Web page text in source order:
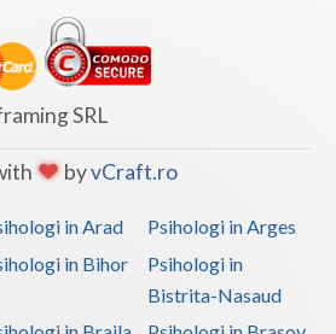
SRL
byvCraft.ro
in Arad
Psihologi in Arges
in Bihor
Psihologi in
Bistrita-Nasaud